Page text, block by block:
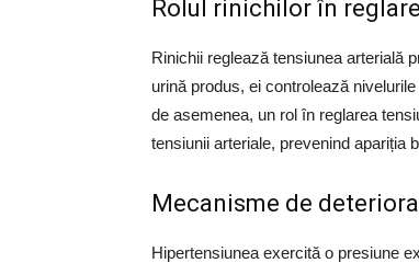
Rolul rinichilor în
Rinichii reglează tensiunea arterială
urină produs, ei controlează
de asemenea, un rol în reglarea
tensiunii arteriale, prevenind apariția
Mecanisme de
Hipertensiunea exercită o presiune